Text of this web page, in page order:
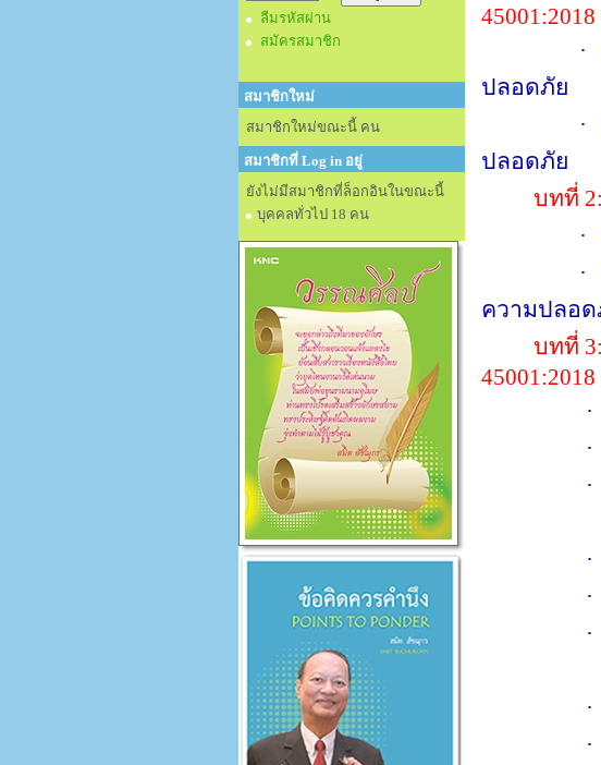
ลืมรหัสผ่าน
สมัครสมาชิก
สมาชิกใหม่
สมาชิกใหม่ขณะนี้ คน
สมาชิกที่ Log in อยู่
ยังไม่มีสมาชิกที่ล็อกอินในขณะนี้
บุคคลทั่วไป 18 คน
45001:2018
·
ปลอดภัย
·
ปลอดภัย
บทที่ 2:
·
·
ความปลอด
บทที่ 3:
45001:2018
·
·
·
·
·
·
·
·